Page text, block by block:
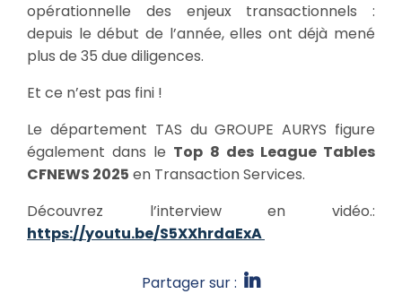
opérationnelle des enjeux transactionnels :
depuis le début de l’année, elles ont déjà mené
plus de 35 due diligences.
Et ce n’est pas fini !
Le département TAS du GROUPE AURYS figure
également dans le Top 8 des League Tables
CFNEWS 2025 en Transaction Services.
Découvrez l’interview en vidéo.:
https://youtu.be/S5XXhrdaExA
Partager sur :